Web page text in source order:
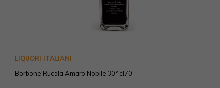
LIQUORI ITALIANI
Borbone Rucola Amaro Nobile 30° cl70